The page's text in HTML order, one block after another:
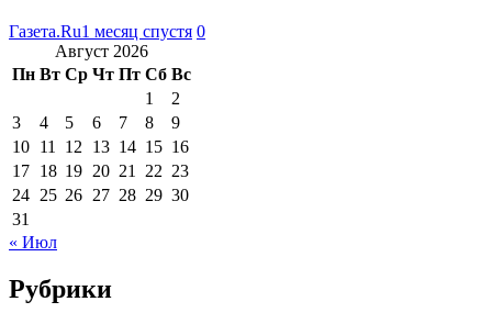
Газета.Ru1 месяц спустя 0
Август 2026
Пн Вт Ср Чт Пт Сб Вс
1
2
3
4 5 6 7 8
9
10 11 12 13 14 15 16
17 18 19 20 21 22 23
24 25 26 27 28 29 30
31
« Июл
Рубрики